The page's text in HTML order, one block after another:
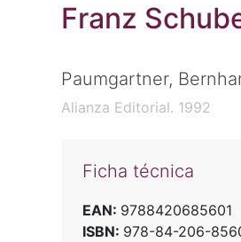
Franz
Paumgartner,
Alianza Editorial. 1992
Ficha técnica
EAN: 9788420685601
ISBN: 978-84-206-